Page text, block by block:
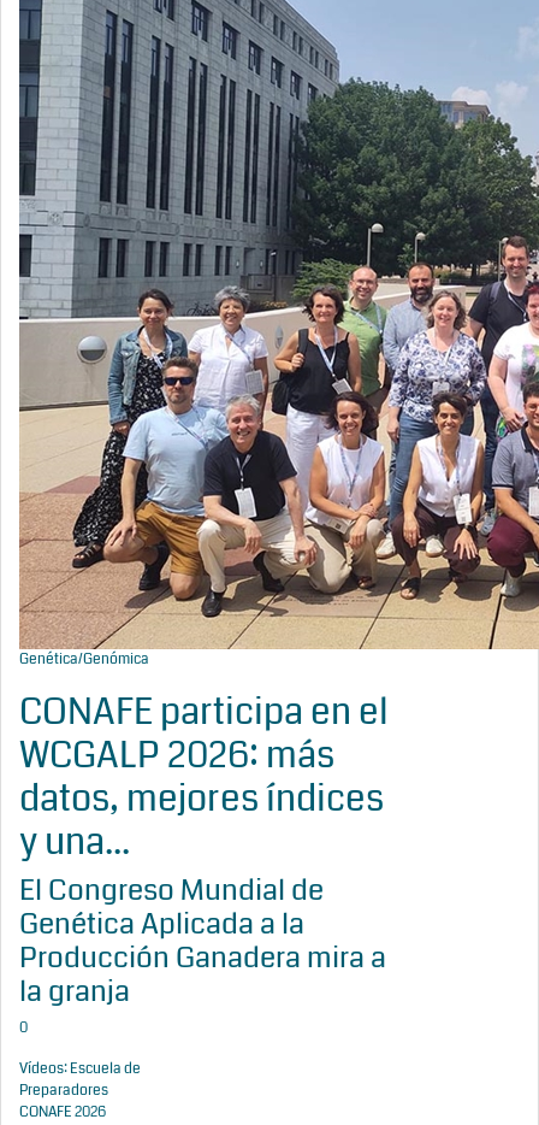
Genética/Genómica
CONAFE participa en el
WCGALP 2026: más
datos, mejores índices
y una...
El Congreso Mundial de
Genética Aplicada a la
Producción Ganadera mira a
la granja
0
Vídeos: Escuela de
Preparadores
CONAFE 2026